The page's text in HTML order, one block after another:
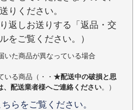
りください。
返しお送りする「返品・交
をご覧ください。）
いた商品が異なっている場合
いる商品（・・ ★配送中の破損と思
、配送業者様へご連絡ください。）
らをご覧ください。